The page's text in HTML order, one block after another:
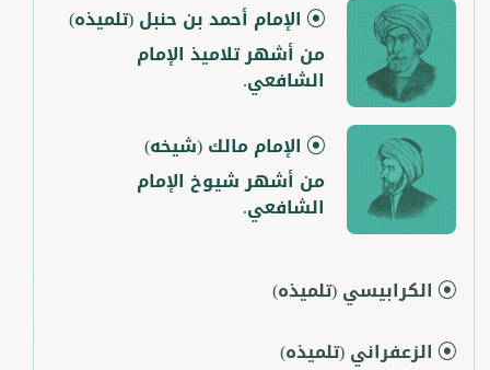
الإمام أحمد بن حنبل(تلميذه)
من أشهر تلاميذ الإمام
الشافعي.
الإمام مالك(شيخه)
من أشهر شيوخ الإمام
الشافعي.
الكرابيسي(تلميذه)
الزعفراني(تلميذه)